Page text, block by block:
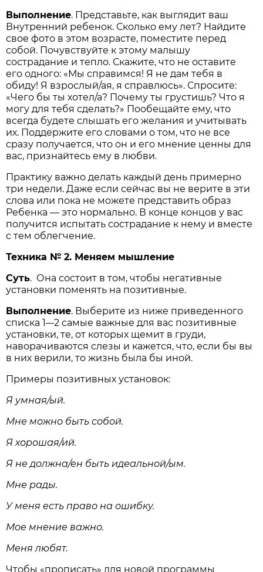
Выполнение. Представьте, как выглядит ваш
Внутренний ребенок. Сколько ему лет? Найдите
свое фото в этом возрасте, поместите перед
собой. Почувствуйте к этому малышу
сострадание и тепло. Скажите, что не оставите
его одного: «Мы справимся! Я не дам тебя в
обиду! Я взрослый/ая, я справлюсь». Спросите:
«Чего бы ты хотел/а? Почему ты грустишь? Что я
могу для тебя сделать?» Пообещайте ему, что
всегда будете слышать его желания и учитывать
их. Поддержите его словами о том, что не все
сразу получается, что он и его мнение ценны для
вас, признайтесь ему в любви.
Практику важно делать каждый день примерно
три недели. Даже если сейчас вы не верите в эти
слова или пока не можете представить образ
Ребенка — это нормально. В конце концов у вас
получится испытать сострадание к нему и вместе
с тем облегчение.
Техника № 2. Меняем мышление
Суть. Она состоит в том, чтобы негативные
установки поменять на позитивные.
Выполнение. Выберите из ниже приведенного
списка 1—2 самые важные для вас позитивные
установки, те, от которых щемит в груди,
наворачиваются слезы и кажется, что, если бы вы
в них верили, то жизнь была бы иной.
Примеры позитивных установок:
Я умная/ый.
Мне можно быть собой.
Я хорошая/ий.
Я не должна/ен быть идеальной/ым.
Мне рады.
У меня есть право на ошибку.
Мое мнение важно.
Меня любят.
Чтобы «прописать» для новой программы